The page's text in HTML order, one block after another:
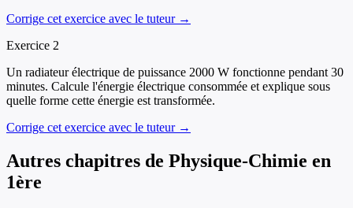
Corrige cet exercice avec le tuteur →
Exercice 2
Un radiateur électrique de puissance 2000 W fonctionne pendant 30
minutes. Calcule l'énergie électrique consommée et explique sous
quelle forme cette énergie est transformée.
Corrige cet exercice avec le tuteur →
Autres chapitres de Physique-Chimie en
1ère